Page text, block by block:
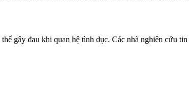
gây đau khi quan hệ tình dục. Các nhà nghiên cứu tin